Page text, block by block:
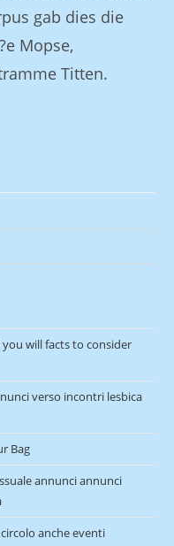
gab dies die
Mopse,
Titten.
will facts to consider
verso incontri lesbica
Bag
annunci annunci
anche eventi